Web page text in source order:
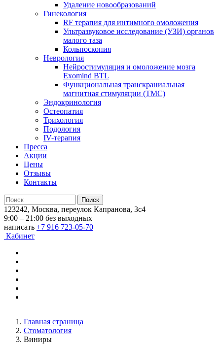
Удаление новообразований
Гинекология
RF терапия для интимного омоложения
Ультразвуковое исследование (УЗИ) органов
малого таза
Кольпоскопия
Неврология
Нейростимуляция и омоложение мозга
Exomind BTL
Функциональная транскраниальная
магнитная стимуляции (ТМС)
Эндокринология
Остеопатия
Трихология
Подология
IV-терапия
Пресса
Акции
Цены
Отзывы
Контакты
123242, Москва, переулок Капранова, 3с4
9:00 – 21:00 без выходных
написать +7 916 723-05-70
Кабинет
Главная страница
Стоматология
Виниры